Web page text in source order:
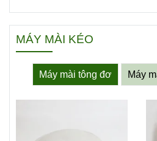
MÁY MÀI KÉO
Máy mài tông đơ Máy